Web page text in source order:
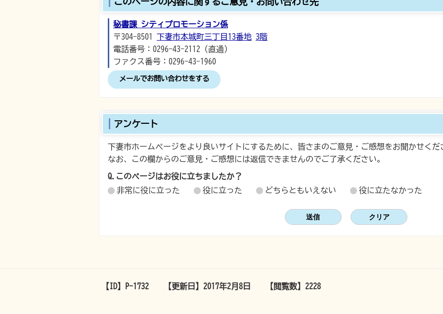
秘書課 シティプロモーション係
〒304-8501 下妻市本城町三丁目13番地 3階
電話番号：0296-43-2112（直通）
ファクス番号：0296-43-1960
メールでお問い合わせをする
アンケート
下妻市ホームページをより良いサイトにするために、皆さまのご意見・ご感想をお聞かせくだ
なお、この欄からのご意見・ご感想には返信できませんのでご了承ください。
Q.このページはお役に立ちましたか？
非常に役に立った
役に立った どちらともいえない 役に立たなかった
【ID】 P-1732 【更新日】 2017年2月8日 【閲覧数】 2228